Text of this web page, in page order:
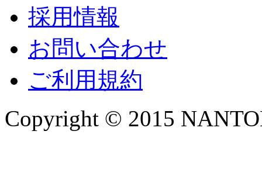
採用情報
お問い合わせ
ご利用規約
Copyright © 2015